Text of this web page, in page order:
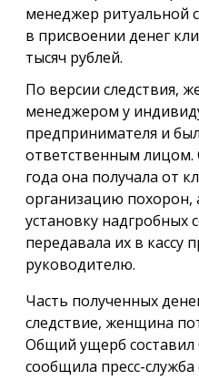
менеджер ритуальной
в присвоении денег
тысяч рублей.
По версии следствия,
менеджером у
предпринимателя и
ответственным лицом.
года она получала от
организацию похорон,
установку надгробных
передавала их в кассу
руководителю.
Часть полученных
следствие, женщина
Общий ущерб составил
сообщила пресс-служба